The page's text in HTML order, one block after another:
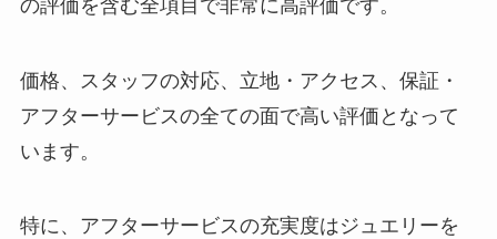
の評価を含む全項目で非常に高評価です。
価格、スタッフの対応、立地・アクセス、保証・
アフターサービスの全ての面で高い評価となって
います。
特に、アフターサービスの充実度はジュエリーを